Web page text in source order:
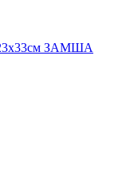
23х33см ЗАМША